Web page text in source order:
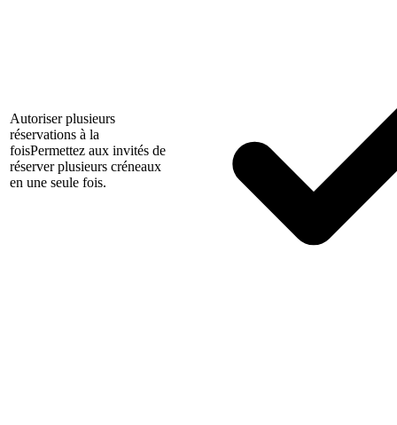
Autoriser plusieurs
réservations à la
foisPermettez aux invités de
réserver plusieurs créneaux
en une seule fois.